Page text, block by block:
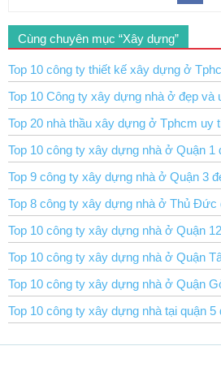
Cùng chuyên mục “Xây dựng”
Top 10 công ty thiết kế xây dựng ở
Top 10 Công ty xây dựng nhà ở đẹp và
Top 20 nhà thầu xây dựng ở Tphcm uy
Top 10 công ty xây dựng nhà ở Quận 1
Top 9 công ty xây dựng nhà ở Quận 3
Top 8 công ty xây dựng nhà ở Thủ Đức
Top 10 công ty xây dựng nhà ở Quận
Top 10 công ty xây dựng nhà ở Quận
Top 10 công ty xây dựng nhà ở Quận
Top 10 công ty xây dựng nhà tại quận 5